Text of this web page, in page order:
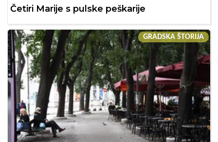
Četiri Marije s pulske peškarije
GRADSKA ŠTORIJA